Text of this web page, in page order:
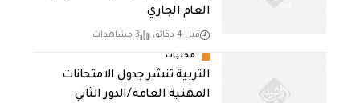
العام الجاري
قبل 4 دقائق 3 مشاهدات
محليات
التربية تنشر جدول الامتحانات
المهنية العامة /الدور الثاني